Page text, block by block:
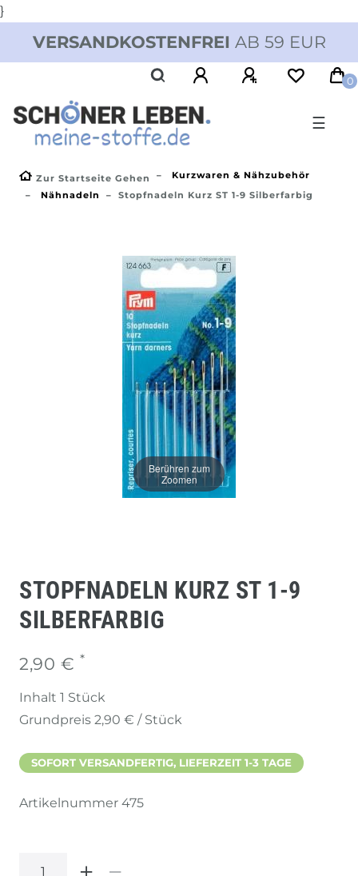
}
VERSANDKOSTENFREI AB 59 EUR
0
☰
Zur Startseite Gehen
Kurzwaren & Nähzubehör
Nähnadeln
Stopfnadeln Kurz ST 1-9 Silberfarbig
Berühren zum
Zoomen
STOPFNADELN KURZ ST 1-9
SILBERFARBIG
2,90 € *
Inhalt 1 Stück
Grundpreis 2,90 € / Stück
SOFORT VERSANDFERTIG, LIEFERZEIT 1-3 TAGE
Artikelnummer 475